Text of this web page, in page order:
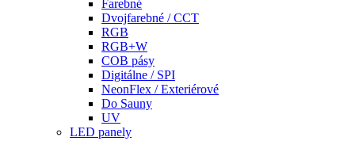
Farebné
Dvojfarebné / CCT
RGB
RGB+W
COB pásy
Digitálne / SPI
NeonFlex / Exteriérové
Do Sauny
UV
LED panely